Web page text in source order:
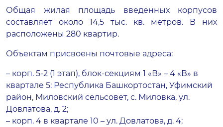
Общая жилая площадь введенных корпусов
составляет около 14,5 тыс. кв. метров. В них
расположены 280 квартир.
Объектам присвоены почтовые адреса:
– корп. 5-2 (1 этап), блок-секциям 1 «В» – 4 «В» в
квартале 5: Республика Башкортостан, Уфимский
район, Миловский сельсовет, с. Миловка, ул.
Довлатова, д. 2;
– корп. 4 в квартале 10 – ул. Довлатова, д. 4;